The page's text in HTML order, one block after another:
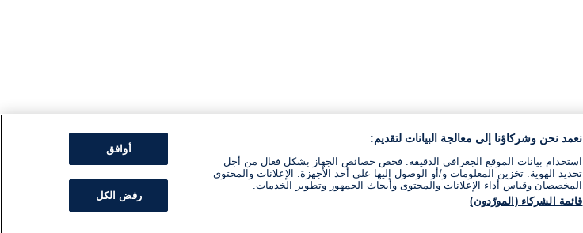
نعمد نحن وشركاؤنا إلى معالجة البيانات لتقديم:
استخدام بيانات الموقع الجغرافي الدقيقة. فحص خصائص الجهاز بشكل فعال من أجل
تحديد الهوية. تخزين المعلومات و/أو الوصول إليها على أحد الأجهزة. الإعلانات والمحتوى
المخصصان وقياس أداء الإعلانات والمحتوى وأبحاث الجمهور وتطوير الخدمات.
قائمة الشركاء (المورّدون)
أوافق
رفض الكل